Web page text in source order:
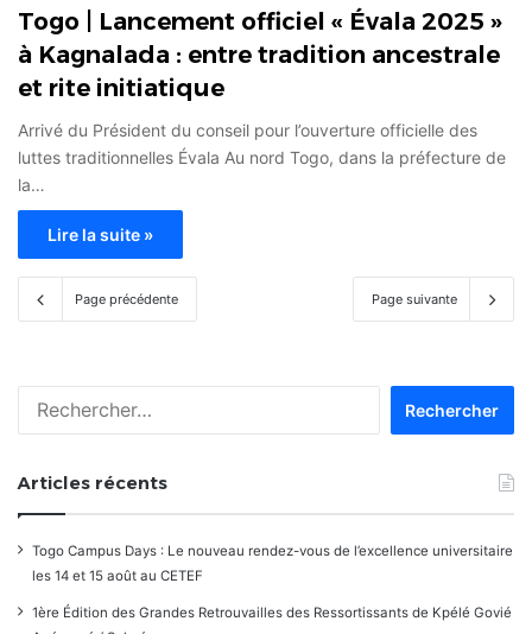
Togo | Lancement officiel « Évala 2025 »
à Kagnalada : entre tradition ancestrale
et rite initiatique
Arrivé du Président du conseil pour l’ouverture officielle des
luttes traditionnelles Évala Au nord Togo, dans la préfecture de
la…
Lire la suite »
Page précédente Page suivante
Articles récents
Togo Campus Days : Le nouveau rendez-vous de l’excellence universitaire
les 14 et 15 août au CETEF
1ère Édition des Grandes Retrouvailles des Ressortissants de Kpélé Govié